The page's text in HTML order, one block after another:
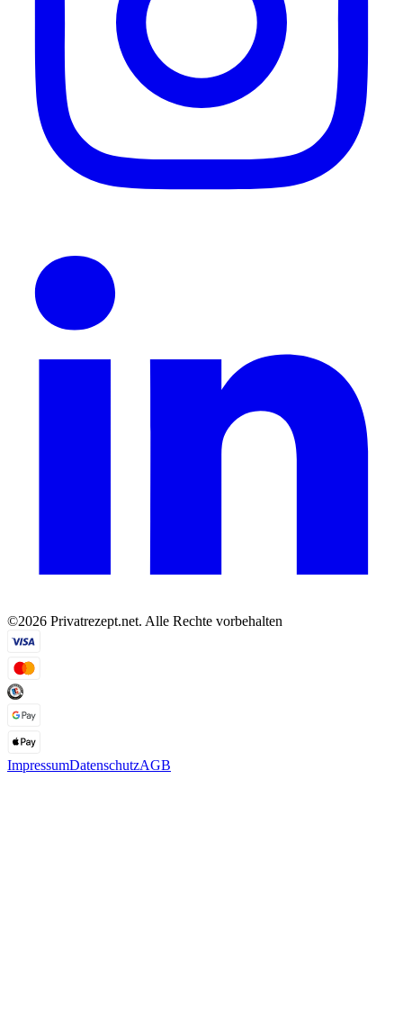
©2026 Privatrezept.net. Alle Rechte vorbehalten
ImpressumDatenschutzAGB